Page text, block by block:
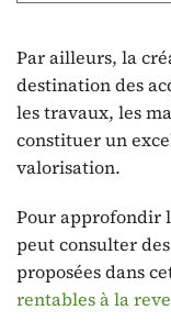
Par ailleurs, la
destination des
les travaux, les
constituer un
valorisation.
Pour approfondir
peut consulter
proposées dans
rentables à la